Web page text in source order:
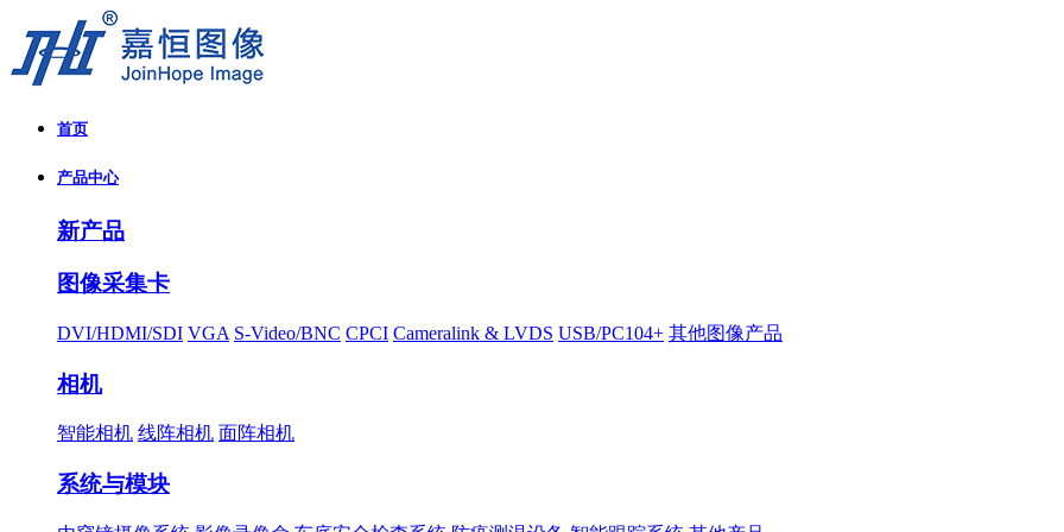
首页
产品中心
新产品
图像采集卡
DVI/HDMI/SDI VGA S-Video/BNC CPCI Cameralink & LVDS USB/PC104+ 其他图像产品
相机
智能相机 线阵相机 面阵相机
系统与模块